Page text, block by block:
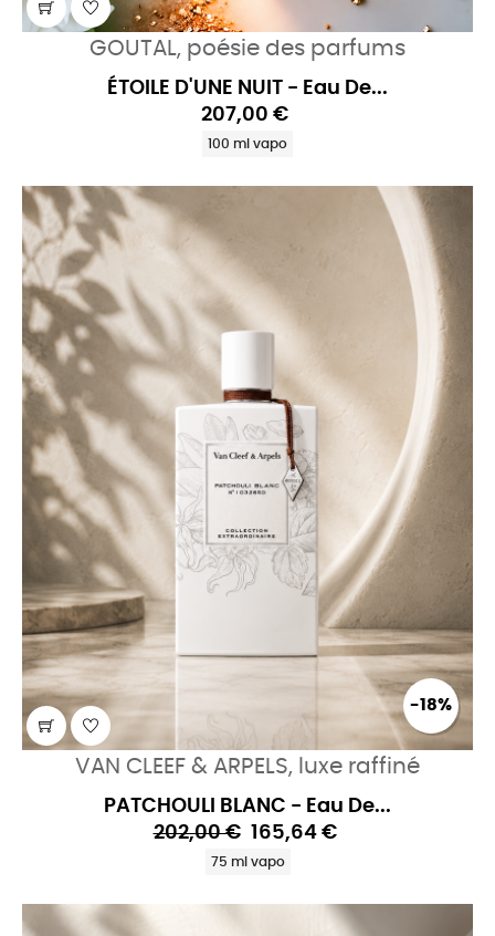
GOUTAL, poésie des parfums
ÉTOILE D'UNE NUIT - Eau De...
207,00 €
100 ml vapo
-18%
VAN CLEEF & ARPELS, luxe raffiné
PATCHOULI BLANC - Eau De...
202,00 € 165,64 €
75 ml vapo